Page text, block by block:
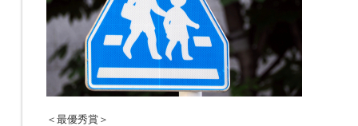
＜最優秀賞＞